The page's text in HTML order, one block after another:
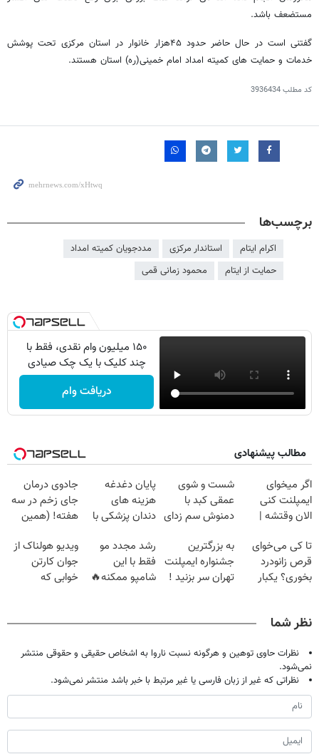
مستضعف باشد.
گفتنی است در حال حاضر حدود ۴۵هزار خانوار در استان مرکزی تحت پوشش
خدمات و حمایت های کمیته امداد امام خمینی(ره) استان هستند.
کد مطلب3936434
برچسب‌ها
اکرام ایتام استاندار مرکزی
مددجویان کمیته امداد
حمایت از ایتام
محمود زمانی قمی
۱۵۰ میلیون وام نقدی، فقط با
چند کلیک با یک چک صیادی
دریافت وام
مطالب پیشنهادی
اگر میخوای
ایمپلنت کنی
الان وقتشه |
میلیون تومان!!!
شست و شوی
عمقی کبد با
دمنوش سم زدای
پایان دغدغه
هزینه های
دندان پزشکی با
خانگی
جادوی درمان
جای زخم در سه
هفته! (همین
صحبت کنید)
تا کی می‌خوای
قرص زانودرد
بخوری؟ یکبار
به بزرگترین
جشنواره ایمپلنت
تهران سر بزنید !
رشد مجدد مو
فقط با این
شامپو ممکنه🔥
ویدیو هولناک از
جوان کارتن
خوابی که
نظر شما
نظرات حاوی توهین و هرگونه نسبت ناروا به اشخاص حقیقی و حقوقی منتشر
نمی‌شود.
نظراتی که غیر از زبان فارسی یا غیر مرتبط با خبر باشد منتشر نمی‌شود.